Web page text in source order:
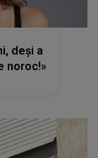
deși a
noroc!»